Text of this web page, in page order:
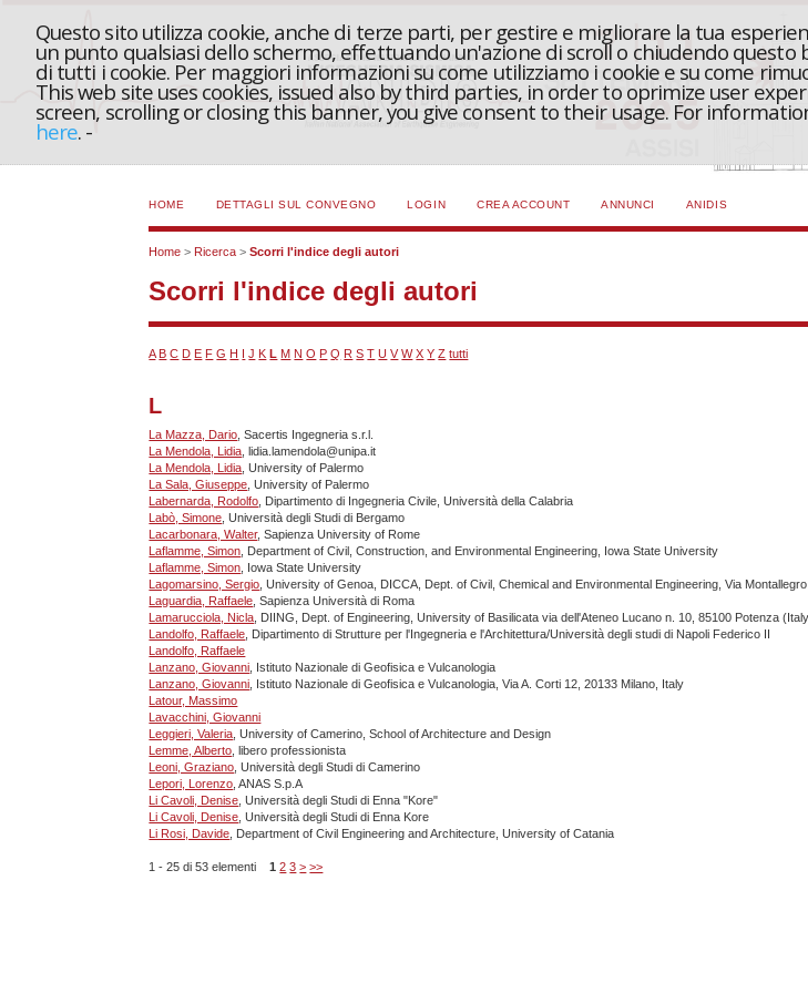
Questo sito utilizza cookie, anche di terze parti, per gestire e migliorare la tua
un punto qualsiasi dello schermo, effettuando un'azione di scroll o chiudendo questo
di tutti i cookie. Per maggiori informazioni su come utilizziamo i cookie e su come
This web site uses cookies, issued also by third parties, in order to oprimize user
screen, scrolling or closing this banner, you give consent to their usage. For
here. -
HOME DETTAGLI SUL CONVEGNO LOGIN CREA ACCOUNT ANNUNCI ANIDIS
Home > Ricerca >Scorri l'indice degli autori
Scorri l'indice degli autori
A B C D E F G H I J K L M N O P Q R S T U V W X Y Z tutti
L
La Mazza, Dario , Sacertis Ingegneria s.r.l.
La Mendola, Lidia , lidia.lamendola@unipa.it
La Mendola, Lidia , University of Palermo
La Sala, Giuseppe , University of Palermo
Labernarda, Rodolfo , Dipartimento di Ingegneria Civile, Università della Calabria
Labò, Simone , Università degli Studi di Bergamo
Lacarbonara, Walter, Sapienza University of Rome
Laflamme, Simon , Department of Civil, Construction, and Environmental Engineering, Iowa State University
Laflamme, Simon , Iowa State University
Lagomarsino, Sergio , University of Genoa, DICCA, Dept. of Civil, Chemical and Environmental Engineering, Via
Laguardia, Raffaele , Sapienza Università di Roma
Lamarucciola, Nicla , DIING, Dept. of Engineering, University of Basilicata via dell'Ateneo Lucano n. 10, 85100 Potenza
Landolfo, Raffaele , Dipartimento di Strutture per l'Ingegneria e l'Architettura/Università degli studi di Napoli Federico II
Landolfo, Raffaele
Lanzano, Giovanni , Istituto Nazionale di Geofisica e Vulcanologia
Lanzano, Giovanni , Istituto Nazionale di Geofisica e Vulcanologia, Via A. Corti 12, 20133 Milano, Italy
Latour, Massimo
Lavacchini, Giovanni
Leggieri, Valeria , University of Camerino, School of Architecture and Design
Lemme, Alberto , libero professionista
Leoni, Graziano , Università degli Studi di Camerino
Lepori, Lorenzo , ANAS S.p.A
Li Cavoli, Denise , Università degli Studi di Enna "Kore"
Li Cavoli, Denise , Università degli Studi di Enna Kore
Li Rosi, Davide , Department of Civil Engineering and Architecture, University of Catania
1 - 25 di 53 elementi1 2 3 > >>